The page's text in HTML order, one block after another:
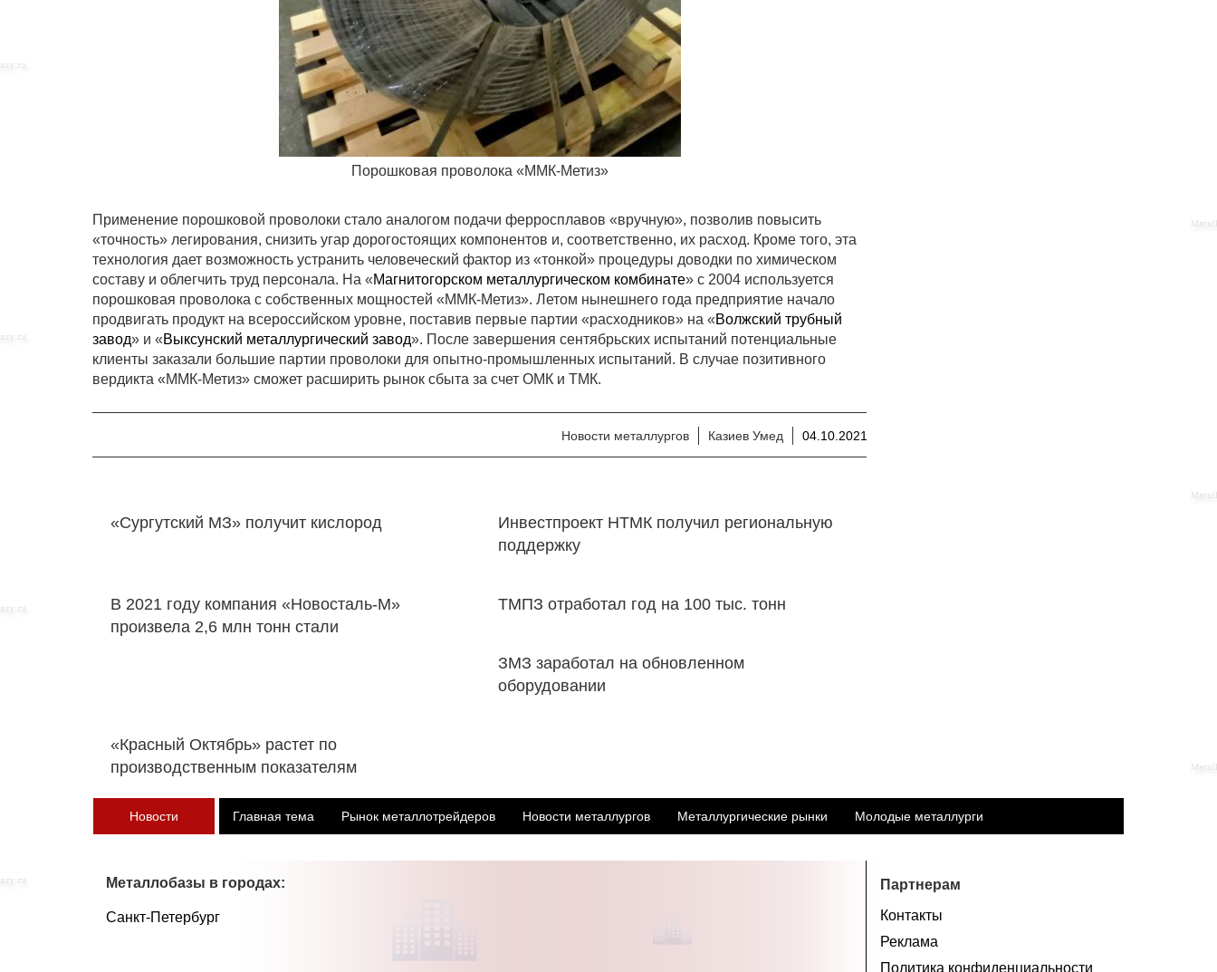
Порошковая проволока «ММК-Метиз»
Применение порошковой проволоки стало аналогом подачи ферросплавов «вручную», позволив повысить
«точность» легирования, снизить угар дорогостоящих компонентов и, соответственно, их расход. Кроме того, эта
технология дает возможность устранить человеческий фактор из «тонкой» процедуры доводки по химическом
составу и облегчить труд персонала. На «Магнитогорском металлургическом комбинате» с 2004 используется
порошковая проволока с собственных мощностей «ММК-Метиз». Летом нынешнего года предприятие начало
продвигать продукт на всероссийском уровне, поставив первые партии «расходников» на «Волжский трубный
завод» и «Выксунский металлургический завод». После завершения сентябрьских испытаний потенциальные
клиенты заказали большие партии проволоки для опытно-промышленных испытаний. В случае позитивного
вердикта «ММК-Метиз» сможет расширить рынок сбыта за счет ОМК и ТМК.
Новости металлургов Казиев Умед 04.10.2021
«Сургутский МЗ» получит кислород
Инвестпроект НТМК получил региональную
поддержку
В 2021 году компания «Новосталь-М»
произвела 2,6 млн тонн стали
ТМПЗ отработал год на 100 тыс. тонн
ЗМЗ заработал на обновленном
оборудовании
«Красный Октябрь» растет по
производственным показателям
Новости Главная тема Рынок металлотрейдеров Новости металлургов Металлургические рынки Молодые металлурги
Металлобазы в городах:
Санкт-Петербург
Партнерам
Контакты
Реклама
Политика конфиденциальности